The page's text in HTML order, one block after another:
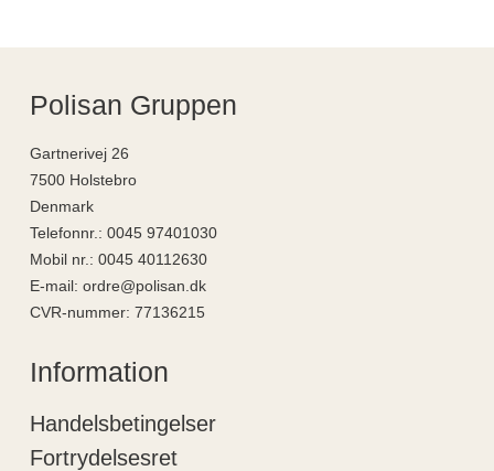
Polisan Gruppen
Gartnerivej 26
7500 Holstebro
Denmark
Telefonnr. : 0045 97401030
Mobil nr. : 0045 40112630
E-mail: ordre@polisan.dk
CVR-nummer: 77136215
Information
Handelsbetingelser
Fortrydelsesret